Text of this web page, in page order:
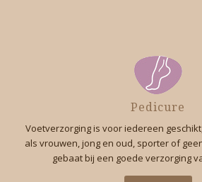
Pedicure
Voetverzorging is voor iedereen
als vrouwen, jong en oud, sporter of
gebaat bij een goede verzorging